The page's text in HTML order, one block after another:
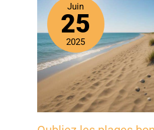
Juin
25
2025